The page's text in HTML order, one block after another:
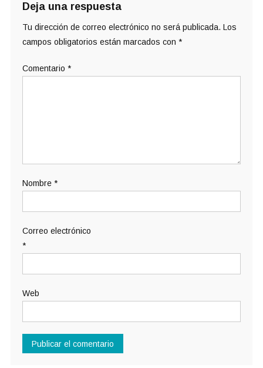
Deja una respuesta
Tu dirección de correo electrónico no será publicada. Los
campos obligatorios están marcados con *
Comentario *
Nombre *
Correo electrónico
*
Web